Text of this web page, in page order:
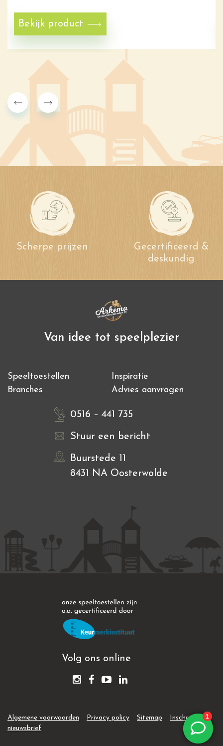
Bekijk product
Scherpe prijzen
Gecertificeerd &
deskundig
Van idee tot speelplezier
Speeltoestellen
Inspiratie
Branches
Advies aanvragen
0516 – 441 735
Stuur een bericht
Buurstede 11
8431 NA Oosterwolde
Volg ons online
Algemene voorwaarden Privacy policy Sitemap
Inschrijven
nieuwsbrief